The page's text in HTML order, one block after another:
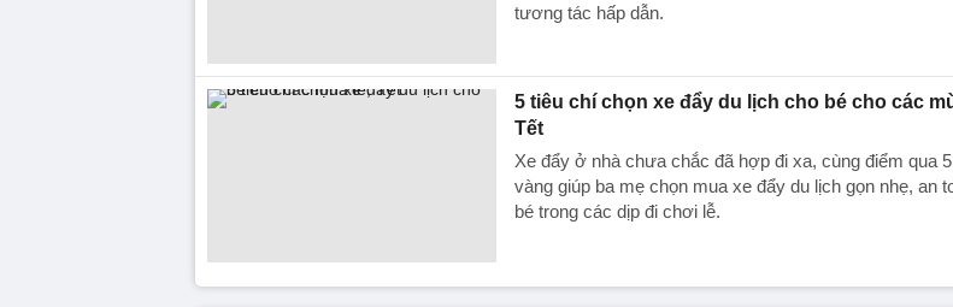
tương tác hấp dẫn.
5 tiêu chí chọn xe đẩy du lịch cho bé cho các
Tết
Xe đẩy ở nhà chưa chắc đã hợp đi xa, cùng điểm qua
vàng giúp ba mẹ chọn mua xe đẩy du lịch gọn nhẹ, an
bé trong các dịp đi chơi lễ.